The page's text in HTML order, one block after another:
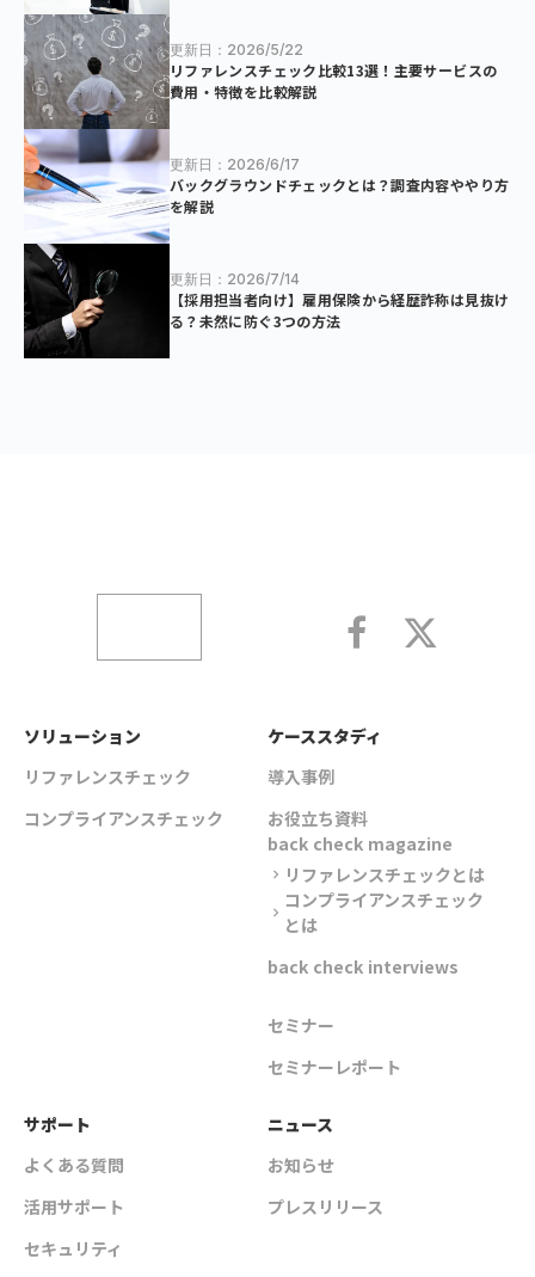
更新日：2026/5/22
リファレンスチェック比較13選！主要サービスの
費用・特徴を比較解説
更新日：2026/6/17
バックグラウンドチェックとは？調査内容ややり方
を解説
更新日：2026/7/14
【採用担当者向け】雇用保険から経歴詐称は見抜け
る？未然に防ぐ3つの方法
ソリューション
リファレンスチェック
コンプライアンスチェック
ケーススタディ
導入事例
お役立ち資料
back check magazine
chevron_right リファレンスチェックとは
chevron_right
コンプライアンスチェック
とは
back check interviews
セミナー
セミナーレポート
サポート
よくある質問
活用サポート
セキュリティ
ニュース
お知らせ
プレスリリース